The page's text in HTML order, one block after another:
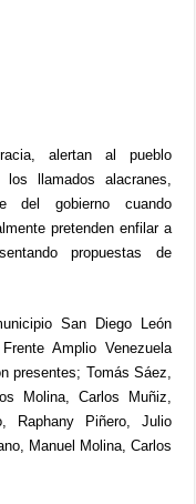
alertan al pueblo
llamados alacranes,
del gobierno cuando
pretenden enfilar a
propuestas de
San Diego León
Amplio Venezuela
presentes; Tomás Sáez,
Molina, Carlos Muñiz,
Raphany Piñero, Julio
Manuel Molina, Carlos